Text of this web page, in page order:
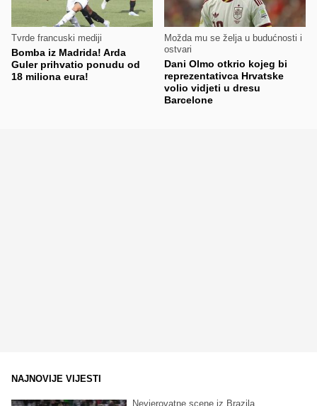
Tvrde francuski mediji
Bomba iz Madrida! Arda
Guler prihvatio ponudu od
18 miliona eura!
Možda mu se želja u budućnosti i
ostvari
Dani Olmo otkrio kojeg bi
reprezentativca Hrvatske
volio vidjeti u dresu
Barcelone
NAJNOVIJE VIJESTI
Nevjerovatne scene iz Brazila